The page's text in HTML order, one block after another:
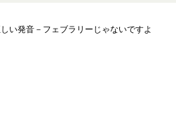
い発音－フェブラリーじゃないですよ